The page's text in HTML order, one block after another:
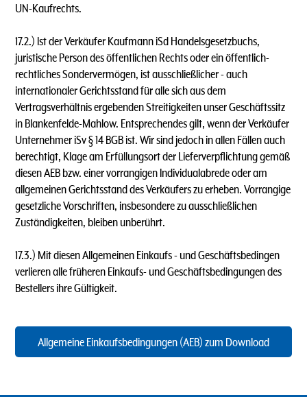
UN-Kaufrechts.
17.2.) lst der Verkäufer Kaufmann iSd Handelsgesetzbuchs,
juristische Person des öffentlichen Rechts oder ein öffentlich-
rechtliches Sondervermögen, ist ausschließlicher - auch
internationaler Gerichtsstand für alle sich aus dem
Vertragsverhältnis ergebenden Streitigkeiten unser Geschäftssitz
in Blankenfelde-Mahlow. Entsprechendes gilt, wenn der Verkäufer
Unternehmer iSv § 14 BGB ist. Wir sind jedoch in allen Fällen auch
berechtigt, Klage am Erfüllungsort der Lieferverpflichtung gemäß
diesen AEB bzw. einer vorrangigen lndividualabrede oder am
allgemeinen Gerichtsstand des Verkäufers zu erheben. Vorrangige
gesetzliche Vorschriften, insbesondere zu ausschließlichen
Zuständigkeiten, bleiben unberührt.
17.3.) Mit diesen Allgemeinen Einkaufs - und Geschäftsbedingen
verlieren alle früheren Einkaufs- und Geschäftsbedingungen des
Bestellers ihre Gültigkeit.
Allgemeine Einkaufsbedingungen (AEB) zum Download